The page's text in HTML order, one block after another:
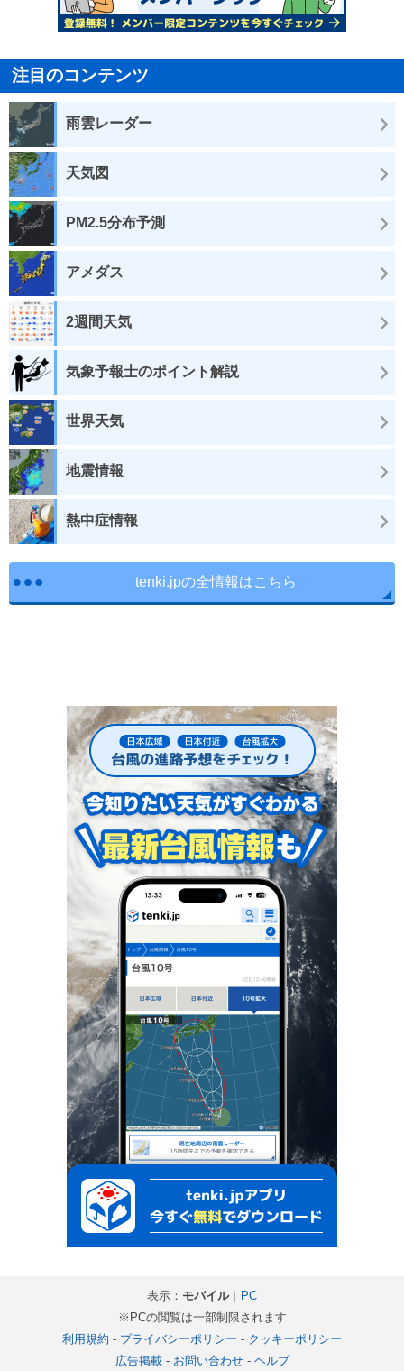
注目のコンテンツ
雨雲レーダー
天気図
PM2.5分布予測
アメダス
2週間天気
気象予報士のポイント解説
世界天気
地震情報
熱中症情報
tenki.jpの全情報はこちら
表示： モバイル｜ PC
※PCの閲覧は一部制限されます
利用規約 - プライバシーポリシー - クッキーポリシー
広告掲載- お問い合わせ- ヘルプ